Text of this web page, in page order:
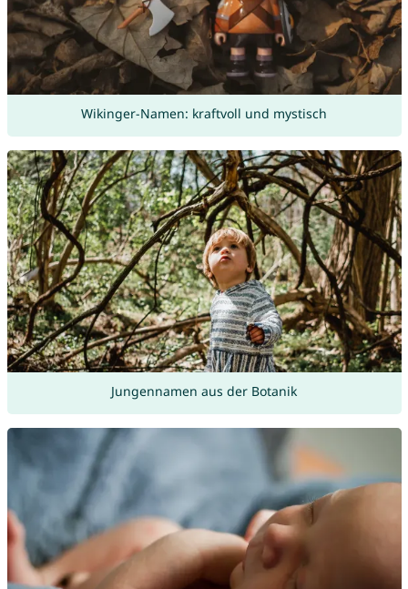
Wikinger-Namen: kraftvoll und mystisch
Jungennamen aus der Botanik